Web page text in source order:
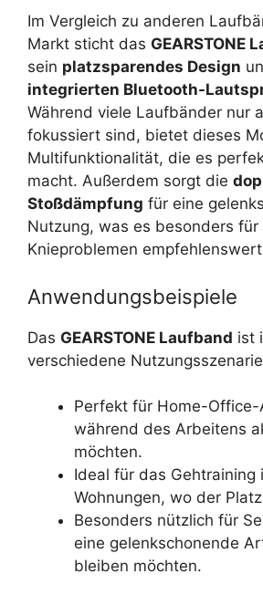
Im Vergleich zu anderen
Markt sticht das GEARSTONE
sein platzsparendes Design
integrierten Bluetooth-
Während viele Laufbänder nur
fokussiert sind, bietet dieses
Multifunktionalität, die es
macht. Außerdem sorgt die
Stoßdämpfung für eine
Nutzung, was es besonders
Knieproblemen
Anwendungsbeispiele
Das GEARSTONE Laufband ist
verschiedene
Perfekt für Home-Office-
während des Arbeitens
möchten.
Ideal für das Gehtraining
Wohnungen, wo der
Besonders nützlich für
eine gelenkschonende
bleiben möchten.